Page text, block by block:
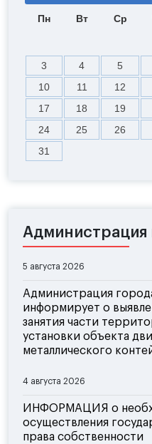
Пн Вт Ср
3
4 5
10
11 12
17
18 19
24
25 26
31
Администрация
5 августа 2026
Администрация
информирует о
занятия части
установки объекта
металлического
4 августа 2026
ИНФОРМАЦИЯ о
осуществления
права собственности